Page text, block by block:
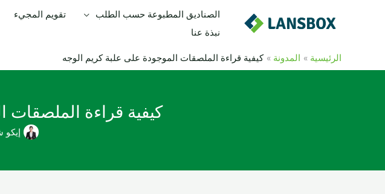
الصناديق المطبوعة حسب الطلب تقويم المجيء
نبذة عنا
الرئيسية المدونة كيفية قراءة الملصقات الموجودة على علبة كريم الوجه
كيفية قراءة الملصقات
إيكو